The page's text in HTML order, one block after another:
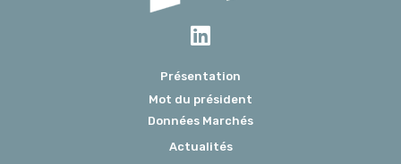
Présentation
Mot du président
Données Marchés
Actualités